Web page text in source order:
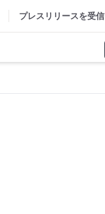
プレスリリースを受信